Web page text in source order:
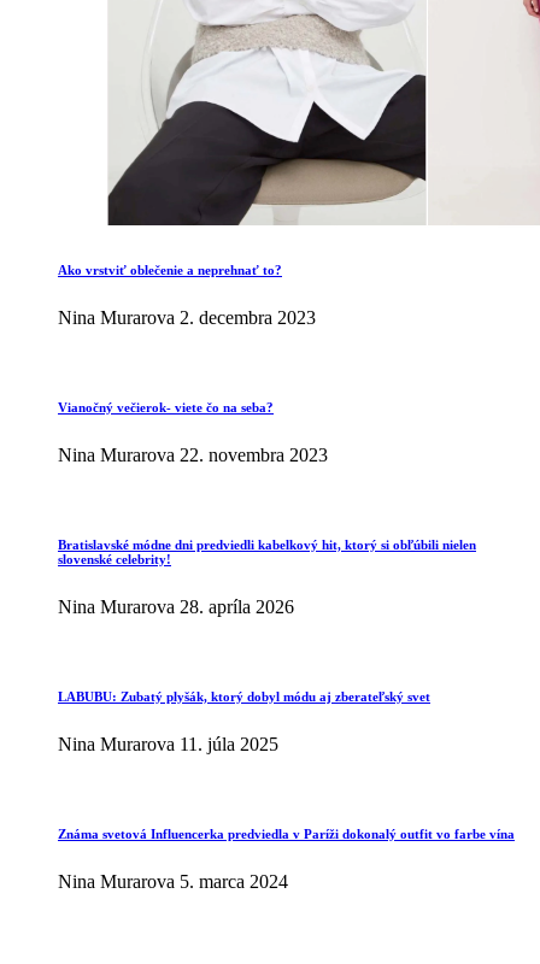
Ako vrstviť oblečenie a neprehnať to?
Nina Murarova 2. decembra 2023
Vianočný večierok- viete čo na seba?
Nina Murarova 22. novembra 2023
Bratislavské módne dni predviedli kabelkový hit, ktorý si obľúbili nielen
slovenské celebrity!
Nina Murarova 28. apríla 2026
LABUBU: Zubatý plyšák, ktorý dobyl módu aj zberateľský svet
Nina Murarova 11. júla 2025
Známa svetová Influencerka predviedla v Paríži dokonalý outfit vo farbe vína
Nina Murarova 5. marca 2024